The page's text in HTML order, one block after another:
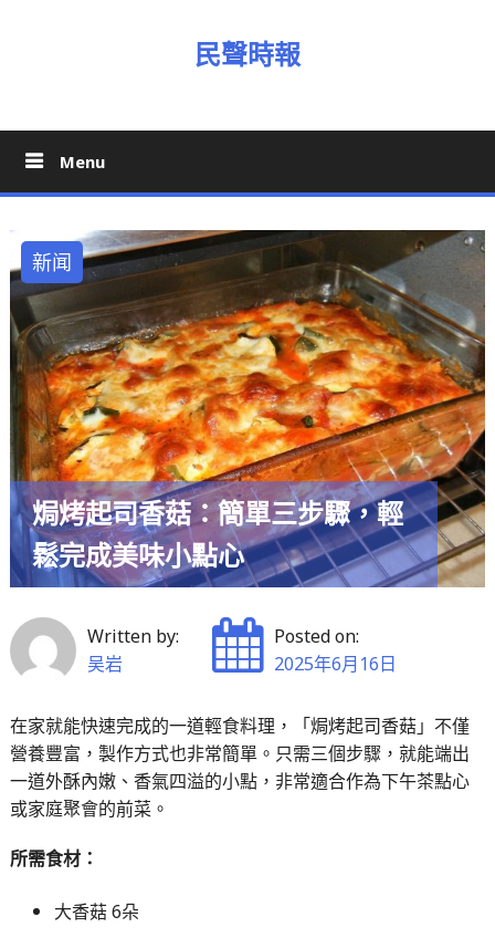
民聲時報
Menu
新闻
焗烤起司香菇：簡單三步驟，輕
鬆完成美味小點心
Written by:
吴岩
Posted on:
2025年6月16日
在家就能快速完成的一道輕食料理，「焗烤起司香菇」不僅
營養豐富，製作方式也非常簡單。只需三個步驟，就能端出
一道外酥內嫩、香氣四溢的小點，非常適合作為下午茶點心
或家庭聚會的前菜。
所需食材：
大香菇 6朵